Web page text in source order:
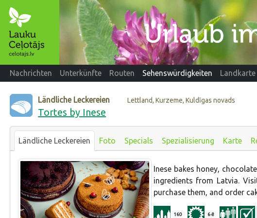
Nachrichten Unterkünfte Routen Sehenswürdigkeiten Landkarte
Ländliche Leckereien Lettland, Kurzeme, Kuldīgas novads
Tortes by Inese
Ländliche Leckereien Foto Specials Spezialisierung Karte
Inese bakes honey,
ingredients from Latvia.
purchase them, and order
160 6-8